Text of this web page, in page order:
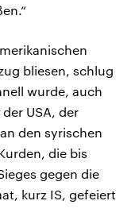
bliesen, schlug
wurde, auch
USA, der
den syrischen
die bis
gegen die
kurz IS, gefeiert